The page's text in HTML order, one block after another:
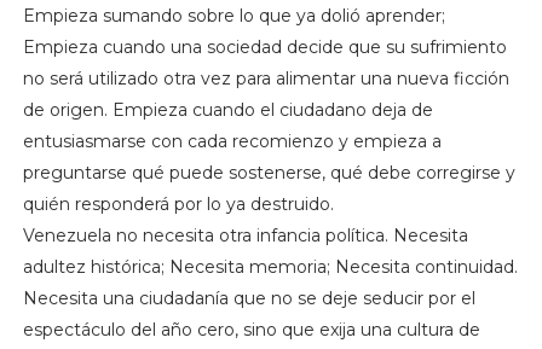
Empieza sumando sobre lo que ya dolió aprender;
Empieza cuando una sociedad decide que su sufrimiento
no será utilizado otra vez para alimentar una nueva ficción
de origen. Empieza cuando el ciudadano deja de
entusiasmarse con cada recomienzo y empieza a
preguntarse qué puede sostenerse, qué debe corregirse y
quién responderá por lo ya destruido.
Venezuela no necesita otra infancia política. Necesita
adultez histórica; Necesita memoria; Necesita continuidad.
Necesita una ciudadanía que no se deje seducir por el
espectáculo del año cero, sino que exija una cultura de